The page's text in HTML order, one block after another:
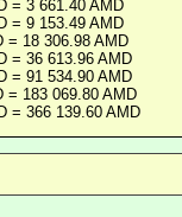
= 3 661.40 AMD
= 9 153.49 AMD
= 18 306.98 AMD
= 36 613.96 AMD
= 91 534.90 AMD
= 183 069.80 AMD
= 366 139.60 AMD